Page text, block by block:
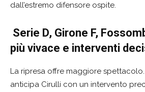
dall’estremo difensore ospite.
Serie D, Girone F,
più vivace e interventi
La ripresa offre maggiore spettacolo.
anticipa Cirulli con un intervento